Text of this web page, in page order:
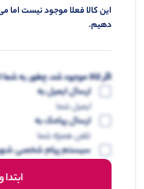
این کالا فعلا موجود نیست
دهیم.
اگر کالا موجود شد، چطور به
ارسال ایمیل به
ایمیل شما
ارسال پیامک به
تلفن همراه شما
سیستم پیام شخصی